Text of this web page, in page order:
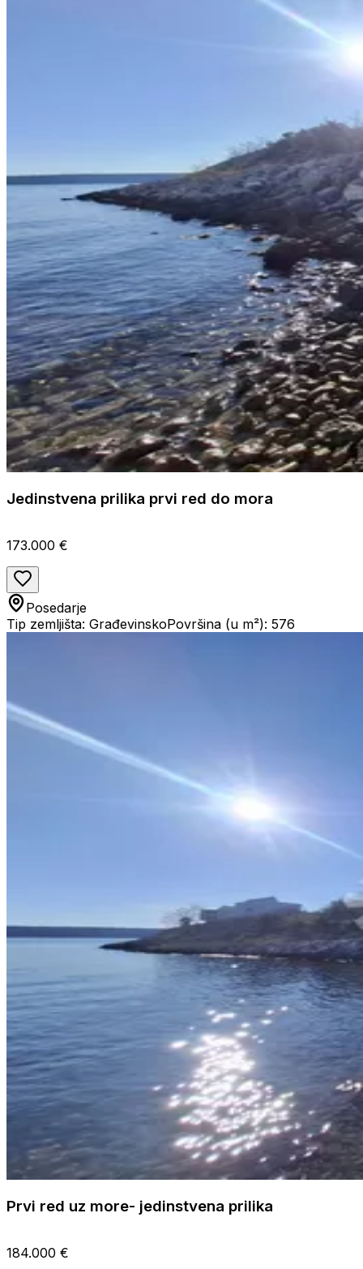
Jedinstvena prilika prvi red do mora
173.000 €
Posedarje
Tip zemljišta: GrađevinskoPovršina (u m²): 576
Prvi red uz more- jedinstvena prilika
184.000 €